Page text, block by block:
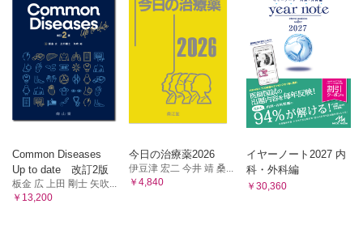
Common Diseases
Up to date 改訂2版
板金 広 上田 剛士 矢吹...
￥13,200
今日の治療薬2026
伊豆津 宏二 今井 靖 桑...
￥4,840
イヤーノート2027 内
科・外科編
￥30,360